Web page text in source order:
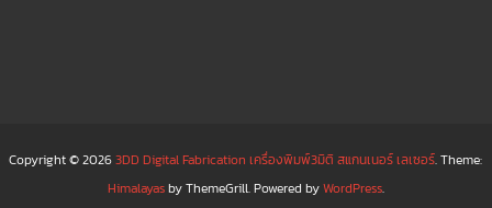
Copyright © 20263DD Digital Fabrication เครื่องพิมพ์3มิติ สแกนเนอร์ เลเซอร์. Theme:
Himalayasby ThemeGrill. Powered byWordPress.